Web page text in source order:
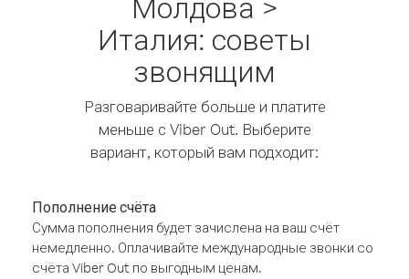
Италия: советы
звонящим
Разговаривайте больше и платите
меньше с Viber Out. Выберите
вариант, который вам подходит:
Пополнение счёта
Сумма пополнения будет зачислена на ваш счёт
немедленно. Оплачивайте международные звонки со
счёта Viber Out по выгодным ценам.